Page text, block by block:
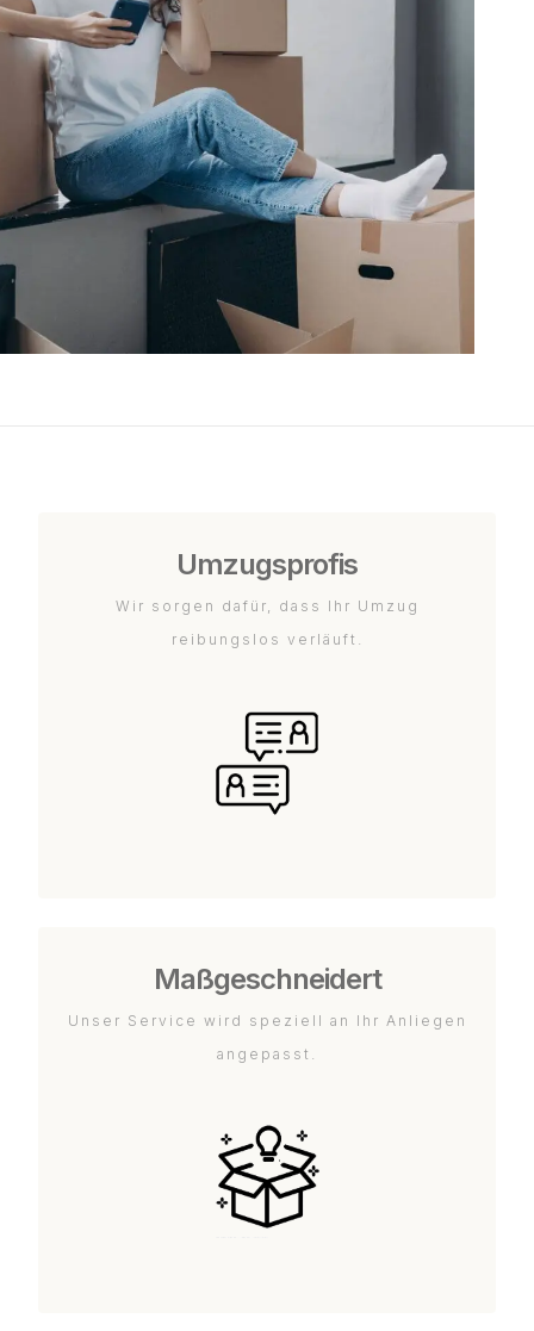
Umzugsprofis
Wir sorgen dafür, dass Ihr Umzug
reibungslos verläuft.
Maßgeschneidert
Unser Service wird speziell an Ihr Anliegen
angepasst.